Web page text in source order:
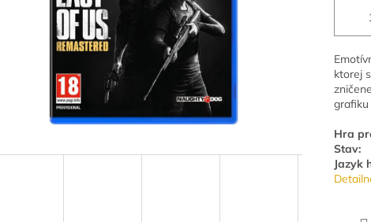
ktorej
grafiku
Hra
Stav:
Jazyk